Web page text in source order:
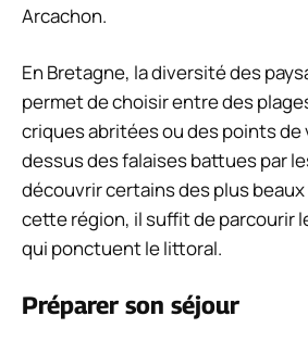
Arcachon.
En Bretagne, la diversité des
permet de choisir entre des
criques abritées ou des points de
dessus des falaises battues par
découvrir certains des plus
cette région, il suffit de parcourir
qui ponctuent le littoral.
Préparer son séjour